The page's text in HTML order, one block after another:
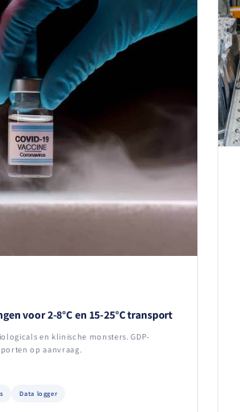
voor 2-8°C en 15-25°C transport
en klinische monsters. GDP-
op aanvraag.
Data logger